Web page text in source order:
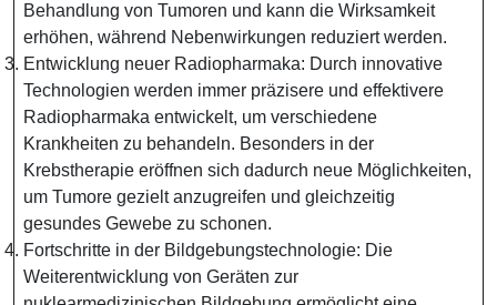
Behandlung von Tumoren und kann die Wirksamkeit
erhöhen, während Nebenwirkungen reduziert werden.
Entwicklung neuer Radiopharmaka: Durch innovative
Technologien werden immer präzisere und effektivere
Radiopharmaka entwickelt, um verschiedene
Krankheiten zu behandeln. Besonders in der
Krebstherapie eröffnen sich dadurch neue Möglichkeiten,
um Tumore gezielt anzugreifen und gleichzeitig
gesundes Gewebe zu schonen.
Fortschritte in der Bildgebungstechnologie: Die
Weiterentwicklung von Geräten zur